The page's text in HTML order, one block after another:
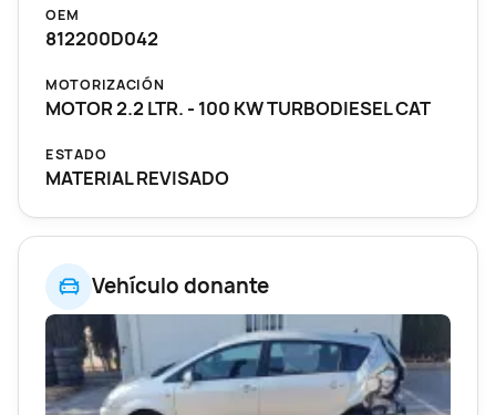
Vehículo donante
OEM
812200D042
MOTORIZACIÓN
MOTOR 2.2 LTR. - 100 KW TURBODIESEL CAT
ESTADO
MATERIAL REVISADO